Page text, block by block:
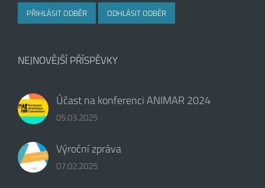
NEJNOVĚJŠÍ PŘÍSPĚVKY
Účast na konferenci ANIMAR 2024
05.03.2025
Výroční zpráva
07.02.2025